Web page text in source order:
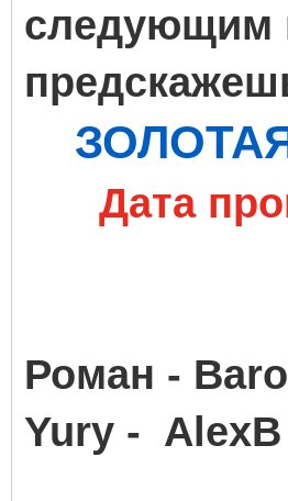
следующим
Дата
Роман
Yury -